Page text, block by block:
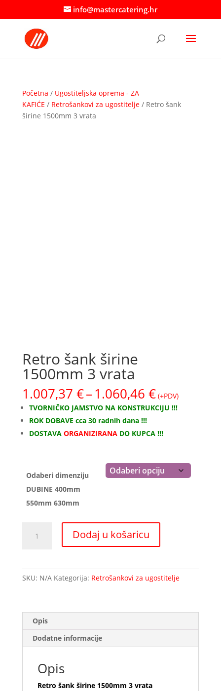
info@mastercatering.hr
Početna / Ugostiteljska oprema - ZA
KAFIĆE / Retrošankovi za ugostitelje/ Retro šank
širine 1500mm 3 vrata
Retro šank širine
1500mm 3 vrata
1.007,37 €–1.060,46 €Raspon
cijena:
od
1.007,37 €
do
(+PDV)
TVORNIČKO JAMSTVO NA KONSTRUKCIJU !!!
ROK DOBAVE cca 30 radnih dana !!!
DOSTAVA ORGANIZIRANADO KUPCA !!!
Odaberi dimenziju
DUBINE 400mm
550mm 630mm
Dodaj u košaricu
SKU: N/A Kategorija: Retrošankovi za ugostitelje
Opis
Dodatne informacije
Opis
Retro šank širine 1500mm 3 vrata